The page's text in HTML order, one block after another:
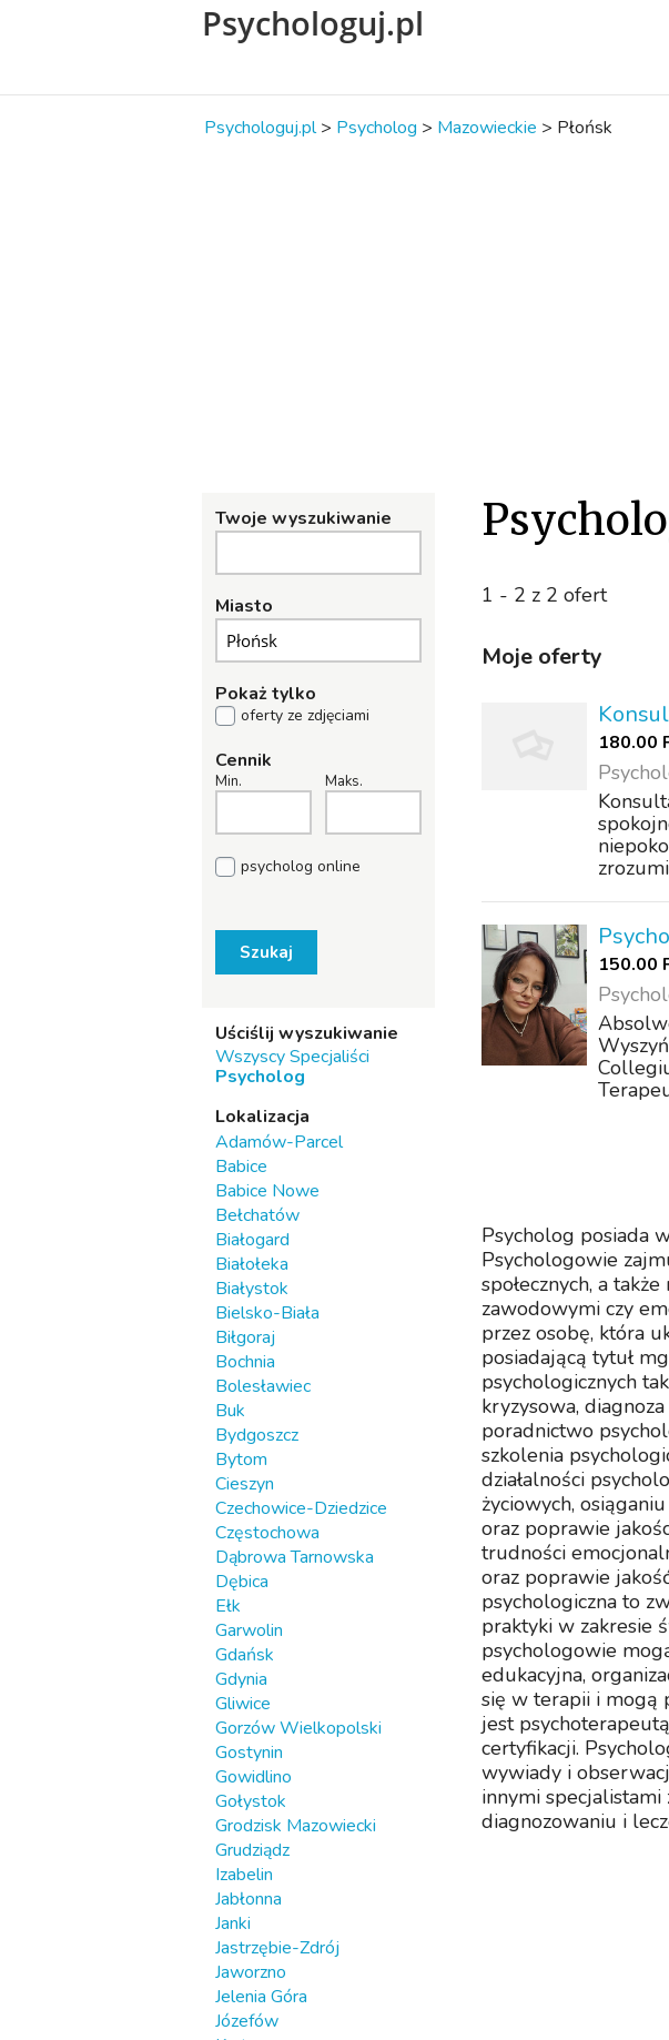
Psychologuj.pl
Psychologuj.pl > Psycholog > Mazowieckie > Płońsk
Twoje wyszukiwanie
Miasto
Pokaż tylko
oferty ze zdjęciami
Cennik
Min. Maks.
psycholog online
Szukaj
Uściślij wyszukiwanie
Wszyscy Specjaliści
Psycholog
Lokalizacja
Adamów-Parcel
Babice
Babice Nowe
Bełchatów
Białogard
Białołeka
Białystok
Bielsko-Biała
Biłgoraj
Bochnia
Bolesławiec
Buk
Bydgoszcz
Bytom
Cieszyn
Czechowice-Dziedzice
Częstochowa
Dąbrowa Tarnowska
Dębica
Ełk
Garwolin
Gdańsk
Gdynia
Gliwice
Gorzów Wielkopolski
Gostynin
Gowidlino
Gołystok
Grodzisk Mazowiecki
Grudziądz
Izabelin
Jabłonna
Janki
Jastrzębie-Zdrój
Jaworzno
Jelenia Góra
Józefów
1 - 2 z 2 ofert
Moje oferty
180.00
150.00
Psycholog posiada
Psychologowie
społecznych, a
zawodowymi czy
przez osobę, która
posiadającą tytuł
psychologicznych
kryzysowa,
poradnictwo
szkolenia
działalności
życiowych,
oraz poprawie
trudności
oraz poprawie
psychologiczna to
praktyki w zakresie
psychologowie
edukacyjna,
się w terapii i mogą
jest
certyfikacji.
wywiady i
innymi specjalistami
diagnozowaniu i